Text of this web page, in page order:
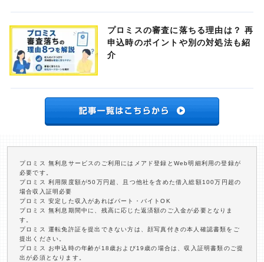
プロミスの審査に落ちる理由は？ 再
申込時のポイントや別の対処法も紹
介
プロミス 無利息サービスのご利用にはメアド登録とWeb明細利用の登録が
必要です。
プロミス 利用限度額が50万円超、且つ他社を含めた借入総額100万円超の
場合収入証明必要
プロミス 安定した収入があればパート・バイトOK
プロミス 無利息期間中に、残高に応じた返済額のご入金が必要となりま
す。
プロミス 運転免許証を提出できない方は、顔写真付きの本人確認書類をご
提出ください。
プロミス お申込時の年齢が18歳および19歳の場合は、収入証明書類のご提
出が必須となります。